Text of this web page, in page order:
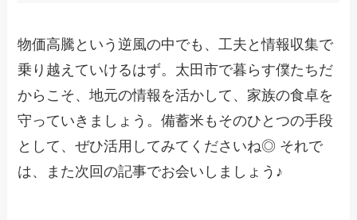
物価高騰という逆風の中でも、工夫と情報収集で
乗り越えていけるはず。太田市で暮らす僕たちだ
からこそ、地元の情報を活かして、家族の食卓を
守っていきましょう。備蓄米もそのひとつの手段
として、ぜひ活用してみてくださいね◎ それで
は、また次回の記事でお会いしましょう♪